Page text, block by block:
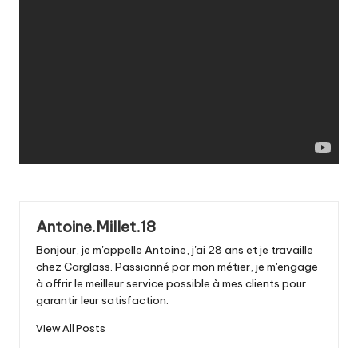
Antoine.Millet.18
Bonjour, je m'appelle Antoine, j'ai 28 ans et je travaille
chez Carglass. Passionné par mon métier, je m'engage
à offrir le meilleur service possible à mes clients pour
garantir leur satisfaction.
View All Posts